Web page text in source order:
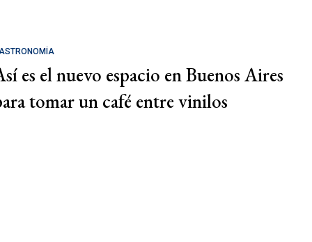
es el nuevo espacio en Buenos Aires
tomar un café entre vinilos